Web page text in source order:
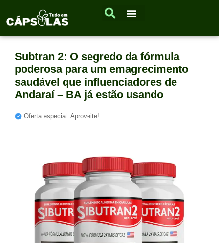
Subtran 2: O segredo da fórmula
poderosa para um emagrecimento
saudável que influenciadores de
Andaraí – BA já estão usando
Oferta especial. Aproveite!